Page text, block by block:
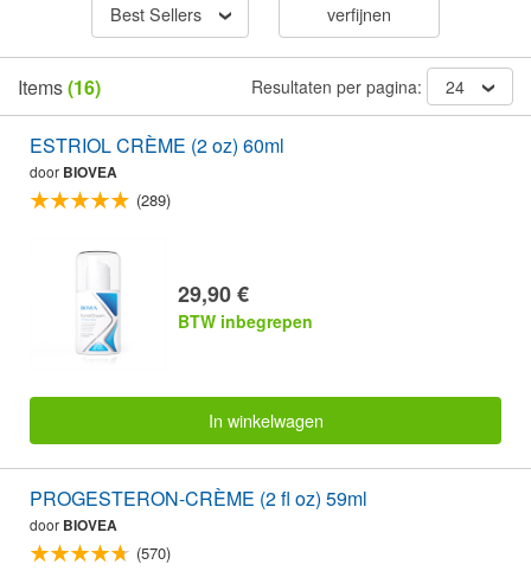
Best Sellers verfijnen
Items(16) Resultaten per pagina: 24
ESTRIOL CRÈME (2 oz) 60ml
door BIOVEA
(289)
29,90 €
BTW inbegrepen
In winkelwagen
PROGESTERON-CRÈME (2 fl oz) 59ml
door BIOVEA
(570)